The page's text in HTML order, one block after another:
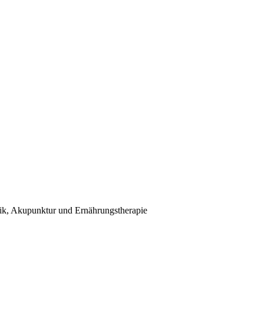
Akupunktur und Ernährungstherapie